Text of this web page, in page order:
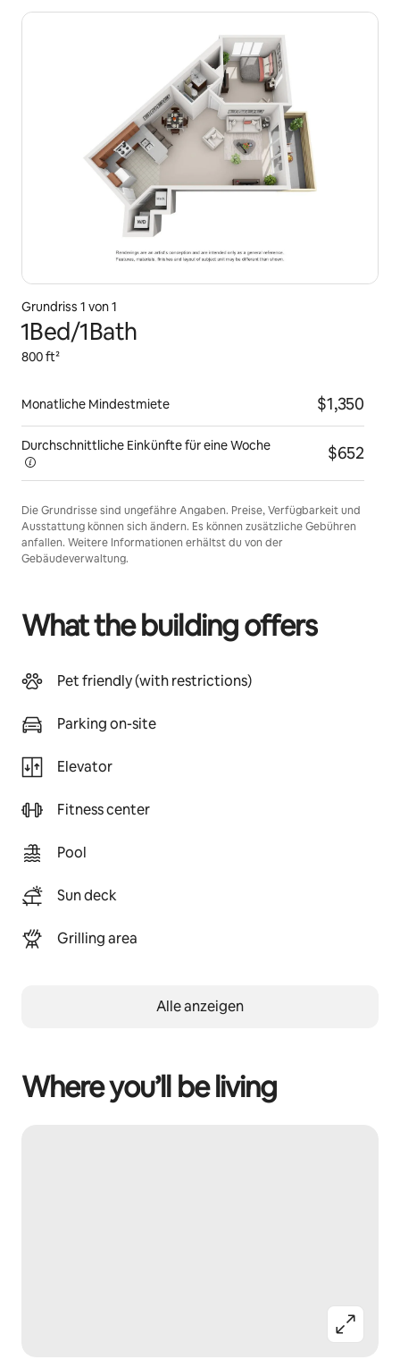
Grundriss 1 von 1
1Bed/1Bath
800 ft²
Monatliche Mindestmiete $1,350
Durchschnittliche Einkünfte für eineWoche $652
Die Grundrisse sind ungefähre Angaben. Preise, Verfügbarkeit und
Ausstattung können sich ändern. Es können zusätzliche Gebühren
anfallen. Weitere Informationen erhältst du von der
Gebäudeverwaltung.
What the building offers
Pet friendly (with restrictions)
Parking on-site
Elevator
Fitness center
Pool
Sun deck
Grilling area
Alle anzeigen
Where you’ll be living